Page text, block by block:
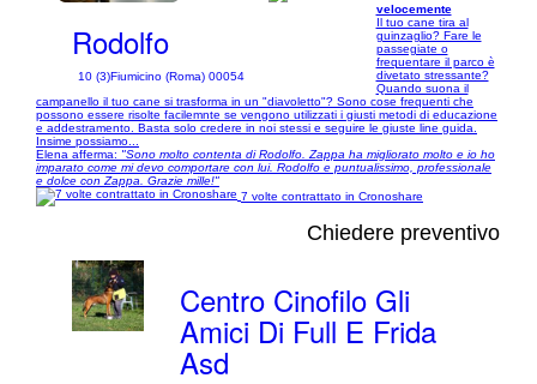
Rodolfo
10 (3)Fiumicino (Roma) 00054
velocemente
Il tuo cane tira al
guinzaglio? Fare le
passegiate o
frequentare il parco è
divetato stressante?
Quando suona il
campanello il tuo cane si trasforma in un "diavoletto"? Sono cose frequenti che
possono essere risolte facilemnte se vengono utilizzati i giusti metodi di educazione
e addestramento. Basta solo credere in noi stessi e seguire le giuste line guida.
Insime possiamo...
Elena afferma: "Sono molto contenta di Rodolfo. Zappa ha migliorato molto e io ho
imparato come mi devo comportare con lui. Rodolfo e puntualissimo, professionale
e dolce con Zappa. Grazie mille!"
7 volte contrattato in Cronoshare
Chiedere preventivo
Centro Cinofilo Gli
Amici Di Full E Frida
Asd